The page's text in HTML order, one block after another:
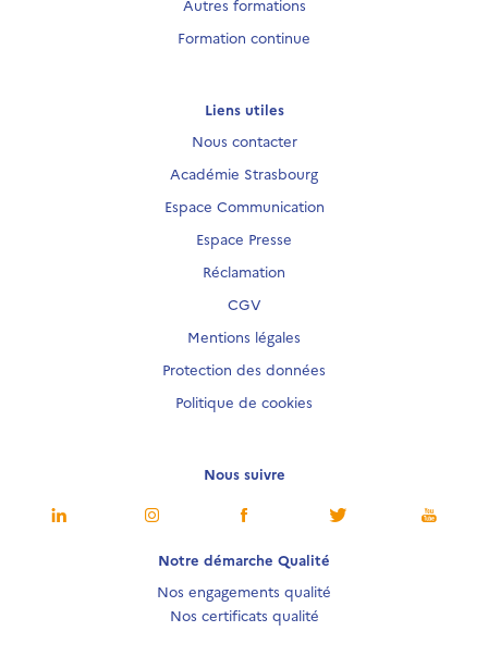
Autres formations
Formation continue
Liens utiles
Nous contacter
Académie Strasbourg
Espace Communication
Espace Presse
Réclamation
CGV
Mentions légales
Protection des données
Politique de cookies
Nous suivre
Notre démarche Qualité
Nos engagements qualité
Nos certificats qualité